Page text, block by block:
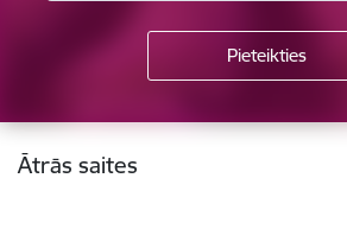
Kājene
Ātrās saites